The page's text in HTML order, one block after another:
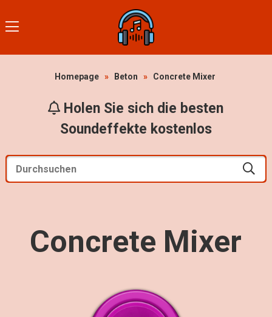
Homepage » Beton » Concrete Mixer
Holen Sie sich die besten
Soundeffekte kostenlos
Concrete Mixer